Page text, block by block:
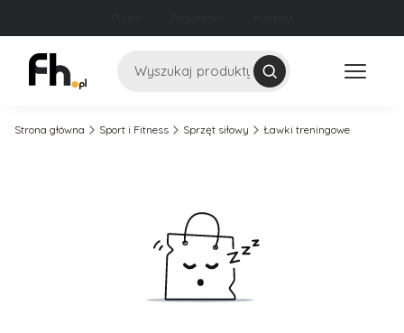
Szukaj
Strona główna Sport i Fitness Sprzęt siłowy Ławki treningowe